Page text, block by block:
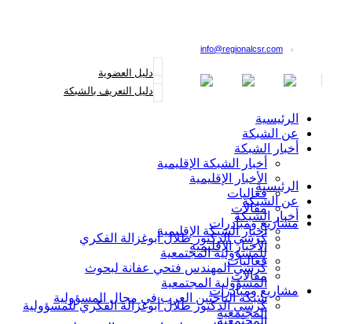
info@regionalcsr.com
دليل العضوية
دليل التعريف بالشبكة
الرئيسية
عن الشبكة
أخبار الشبكة
أخبار الشبكة الإقليمية
الأخبار الإقليمية
فعاليات
مقالات
مشاريع ومبادرات
كرسي الدكتور طلال أبوغزالة الفكري
للمسؤولية المجتمعية
كرسي المهندس فتحي عفانة لبحوث
المسؤولية المجتمعية
شبكة الباحثين العرب في مجال المسؤولية
المجتمعية
الرئيسية
عن الشبكة
أخبار الشبكة
أخبار الشبكة الإقليمية
الأخبار الإقليمية
فعاليات
مقالات
مشاريع ومبادرات
كرسي الدكتور طلال أبوغزالة الفكري للمسؤولية
المجتمعية